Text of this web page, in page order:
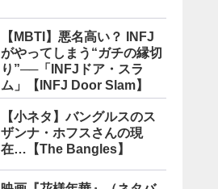
【MBTI】悪名高い？ INFJ
がやってしまう“ガチの縁切
り”──「INFJドア・スラ
ム」【INFJ Door Slam】
【小ネタ】バングルスのス
ザンナ・ホフスさんの現
在…【The Bangles】